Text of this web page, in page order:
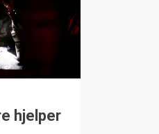
hjelper